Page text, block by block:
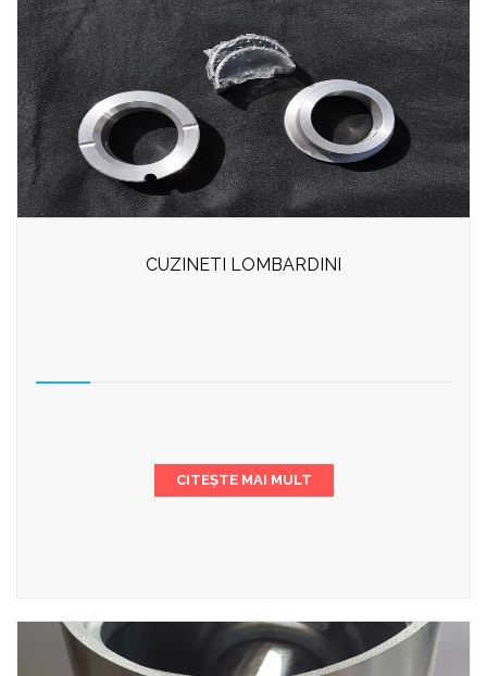
CUZINETI LOMBARDINI
CITEȘTE MAI MULT